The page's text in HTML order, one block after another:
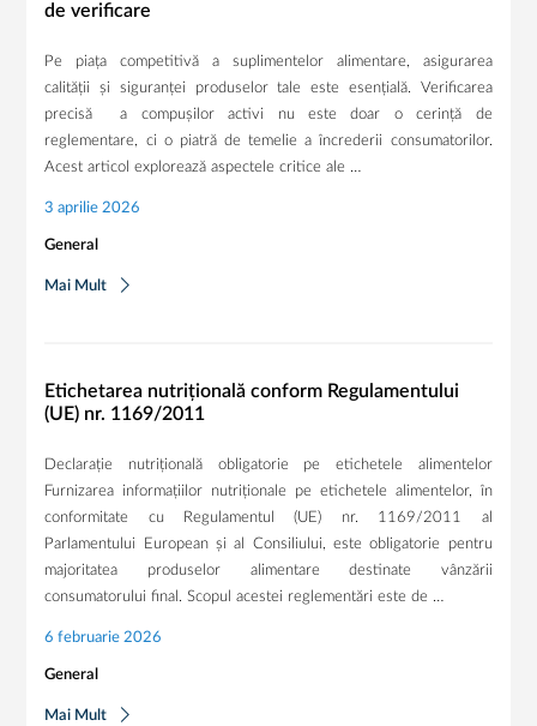
de verificare
Pe piața competitivă a suplimentelor alimentare, asigurarea
calității și siguranței produselor tale este esențială. Verificarea
precisă a compușilor activi nu este doar o cerință de
reglementare, ci o piatră de temelie a încrederii consumatorilor.
Acest articol explorează aspectele critice ale …
3 aprilie 2026
General
Mai Mult
Etichetarea nutrițională conform Regulamentului
(UE) nr. 1169/2011
Declarație nutrițională obligatorie pe etichetele alimentelor
Furnizarea informațiilor nutriționale pe etichetele alimentelor, în
conformitate cu Regulamentul (UE) nr. 1169/2011 al
Parlamentului European și al Consiliului, este obligatorie pentru
majoritatea produselor alimentare destinate vânzării
consumatorului final. Scopul acestei reglementări este de …
6 februarie 2026
General
Mai Mult